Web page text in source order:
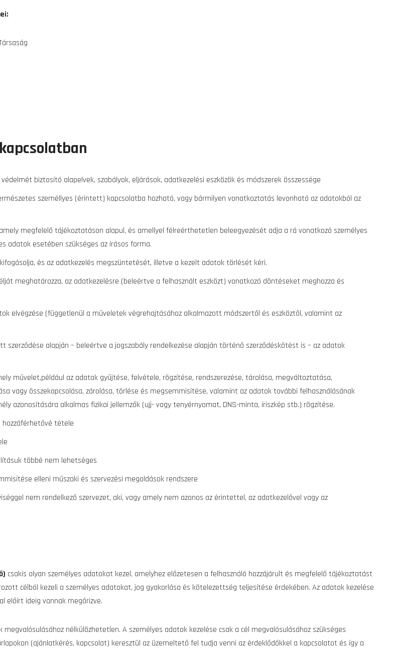
biztosító alapelvek, szabályok, eljárások, adatkezelési eszközök és módszerek összessége
személlyes (érintett) kapcsolatba hozható, vagy bármilyen vonatkoztatás levonható az adatokból az
megfelelő tájékoztatáson alapul, és amellyel félreérthetetlen beleegyezését adja a rá vonatkozó személyes
adatok esetében szükséges az írásos forma.
és az adatkezelés megszüntetését, illetve a kezelt adatok törlését kéri.
meghatározza, az adatkezelésre (beleértve a felhasznált eszközt) vonatkozó döntéseket meghozza és
elvégzése (függetlenül a műveletek végrehajtásához alkalmazott módszertől és eszköztől, valamint az
szerződése alapján – beleértve a jogszabály rendelkezése alapján történő szerződéskötést is – az adatok
művelet,például az adatok gyűjtése, felvétele, rögzítése, rendszerezése, tárolása, megváltoztatása,
vagy összekapcsolása, zárolása, törlése és megsemmisítése, valamint az adatok további felhasználásának
azonosítására alkalmas fizikai jellemzők (ujj- vagy tenyérnyomat, DNS-minta, íriszkép stb.) rögzítése.
tétele
többé nem lehetséges
elleni műszaki és szervezési megoldások rendszere
nem rendelkező szervezet, aki, vagy amely nem azonos az érintettel, az adatkezelővel vagy az
csakis olyan személyes adatokat kezel, amelyhez előzetesen a felhasználó hozzájárult és megfelelő tájékoztatást
célból kezeli a személyes adatokat, jog gyakorlása és kötelezettség teljesítése érdekében. Az adatok kezelése
előírt ideig vannak megőrizve.
nélkülözhetetlen. A személyes adatok kezelése csak a cél megvalósulásához szükséges
(ajánlatkérés, kapcsolat) keresztül az üzemeltető fel tudja venni az érdeklődőkkel a kapcsolatot és így a